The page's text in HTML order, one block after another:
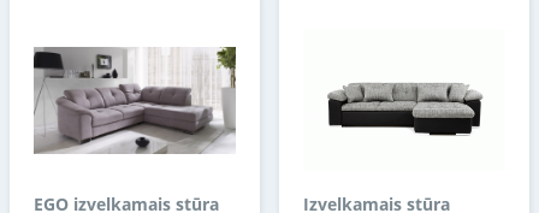
EGO izvelkamais stūra
Izvelkamais stūra